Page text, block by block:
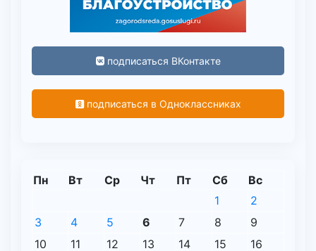
подписаться ВКонтакте
подписаться в Одноклассниках
Пн Вт Ср Чт Пт Сб Вс
1
2
3
4 5 6 7 8
9
10
11 12 13 14 15
16